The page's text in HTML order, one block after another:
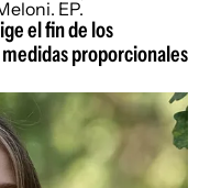
el fin de los
proporcionales